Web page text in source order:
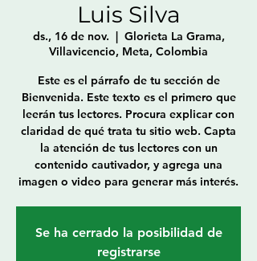
Luis Silva
ds., 16 de nov.
  |
Glorieta La Grama,
Villavicencio, Meta, Colombia
Este es el párrafo de tu sección de
Bienvenida. Este texto es el primero que
leerán tus lectores. Procura explicar con
claridad de qué trata tu sitio web. Capta
la atención de tus lectores con un
contenido cautivador, y agrega una
imagen o video para generar más interés.
Se ha cerrado la posibilidad de
registrarse